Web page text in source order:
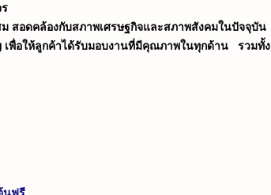
สอดคล้องกับสภาพเศรษฐกิจและสภาพสังคมในปัจจุบัน
เพื่อให้ลูกค้าได้รับมอบงานที่มีคุณภาพในทุกด้าน รวมทั้ง